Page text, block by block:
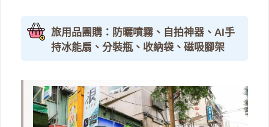
旅用品團購：防曬噴霧、自拍神器、AI手
持冰能扇、分裝瓶、收納袋、磁吸腳架